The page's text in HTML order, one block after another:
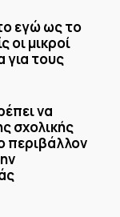
εγώ ως το
οι μικροί
για τους
να
σχολικής
περιβάλλον